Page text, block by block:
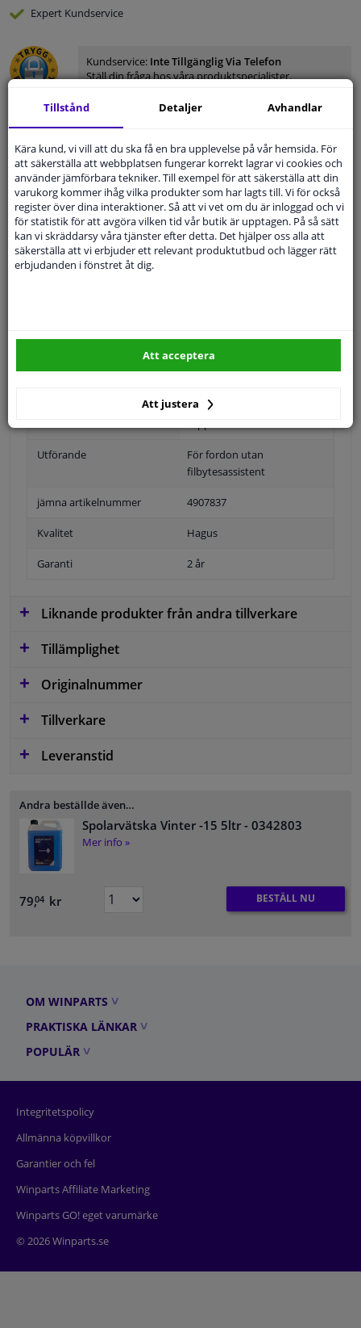
Expert Kundservice
Kundservice: Inte Tillgänglig Via Telefon
Ställ din fråga hos våra produktspecialister.
Modellmatchande garanti, Hitta rätt bildelar.
Fyll i ditt registreringsnummerellerVälj din bil.
SÖK
Höger passagerarsida
Utförande
För fordon utan
filbytesassistent
jämna artikelnummer 4907837
Kvalitet Hagus
Garanti 2 år
Liknande produkter från andra tillverkare
Tillämplighet
Originalnummer
Tillverkare
Leveranstid
Andra beställde även…
Spolarvätska Vinter -15 5ltr - 0342803
Mer info »
79,04 kr BESTÄLL NU
OM WINPARTS
PRAKTISKA LÄNKAR
POPULÄR
Integritetspolicy
Allmänna köpvillkor
Garantier och fel
Winparts Affiliate Marketing
Winparts GO! eget varumärke
© 2026 Winparts.se
Tillstånd Detaljer Avhandlar
Kära kund, vi vill att du ska få en bra upplevelse på vår hemsida. För
att säkerställa att webbplatsen fungerar korrekt lagrar vi cookies och
använder jämförbara tekniker. Till exempel för att säkerställa att din
varukorg kommer ihåg vilka produkter som har lagts till. Vi för också
register över dina interaktioner. Så att vi vet om du är inloggad och vi
för statistik för att avgöra vilken tid vår butik är upptagen. På så sätt
kan vi skräddarsy våra tjänster efter detta. Det hjälper oss alla att
säkerställa att vi erbjuder ett relevant produktutbud och lägger rätt
erbjudanden i fönstret åt dig.
Att justera
Att acceptera